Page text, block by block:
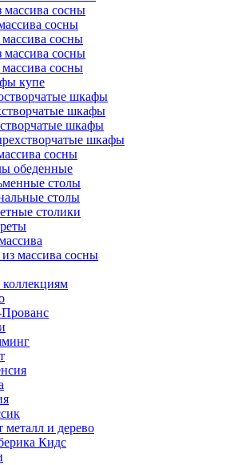
сосны
сосны
сосны
сосны
сосны
купе
шкафы
шкафы
шкафы
шкафы
сосны
обеденные
столы
столы
столики
массива сосны
металл и дерево
Кидс